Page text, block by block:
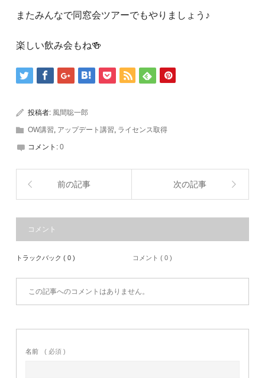
またみんなで同窓会ツアーでもやりましょう♪
楽しい飲み会もね🍻
投稿者: 風間聡一郎
OW講習, アップデート講習, ライセンス取得
コメント:0
前の記事 次の記事
コメント
トラックバック ( 0 ) コメント ( 0 )
この記事へのコメントはありません。
名前 ( 必須 )